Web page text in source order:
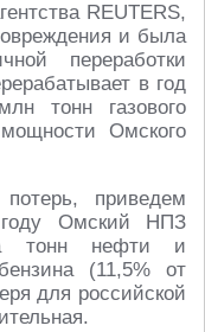
REUTERS,
и была
переработки
в год
тонн газового
Омского
приведем
Омский НПЗ
тонн нефти и
(11,5% от
для российской